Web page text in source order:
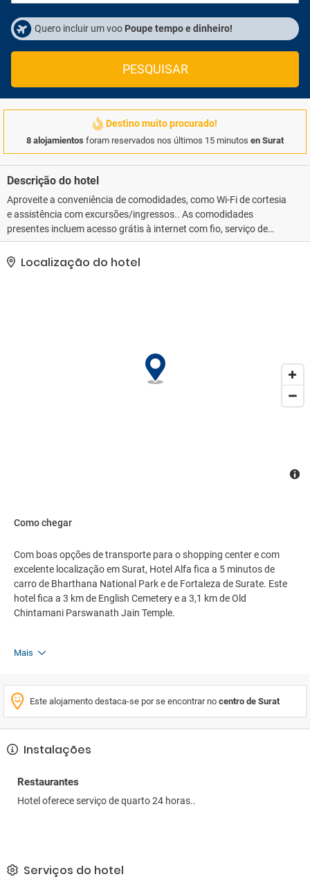
Quero incluir um voo Poupe tempo e dinheiro!
PESQUISAR
Destino muito procurado!
8 alojamientos foram reservados nos últimos 15 minutos en Surat
Descrição do hotel
Aproveite a conveniência de comodidades, como Wi-Fi de cortesia
e assistência com excursões/ingressos.. As comodidades
presentes incluem acesso grátis à internet com fio, serviço de
lavanderia e lavagem a seco e balcão de recepção 24 horas.
Estacionamento grátis sem manobrista está disponível no local..
Localização do hotel
Como chegar
Com boas opções de transporte para o shopping center e com
excelente localização em Surat, Hotel Alfa fica a 5 minutos de
carro de Bharthana National Park e de Fortaleza de Surate. Este
hotel fica a 3 km de English Cemetery e a 3,1 km de Old
Chintamani Parswanath Jain Temple.
Mais
Este alojamento destaca-se por se encontrar no centro de Surat
Instalações
Restaurantes
Hotel oferece serviço de quarto 24 horas..
Serviços do hotel